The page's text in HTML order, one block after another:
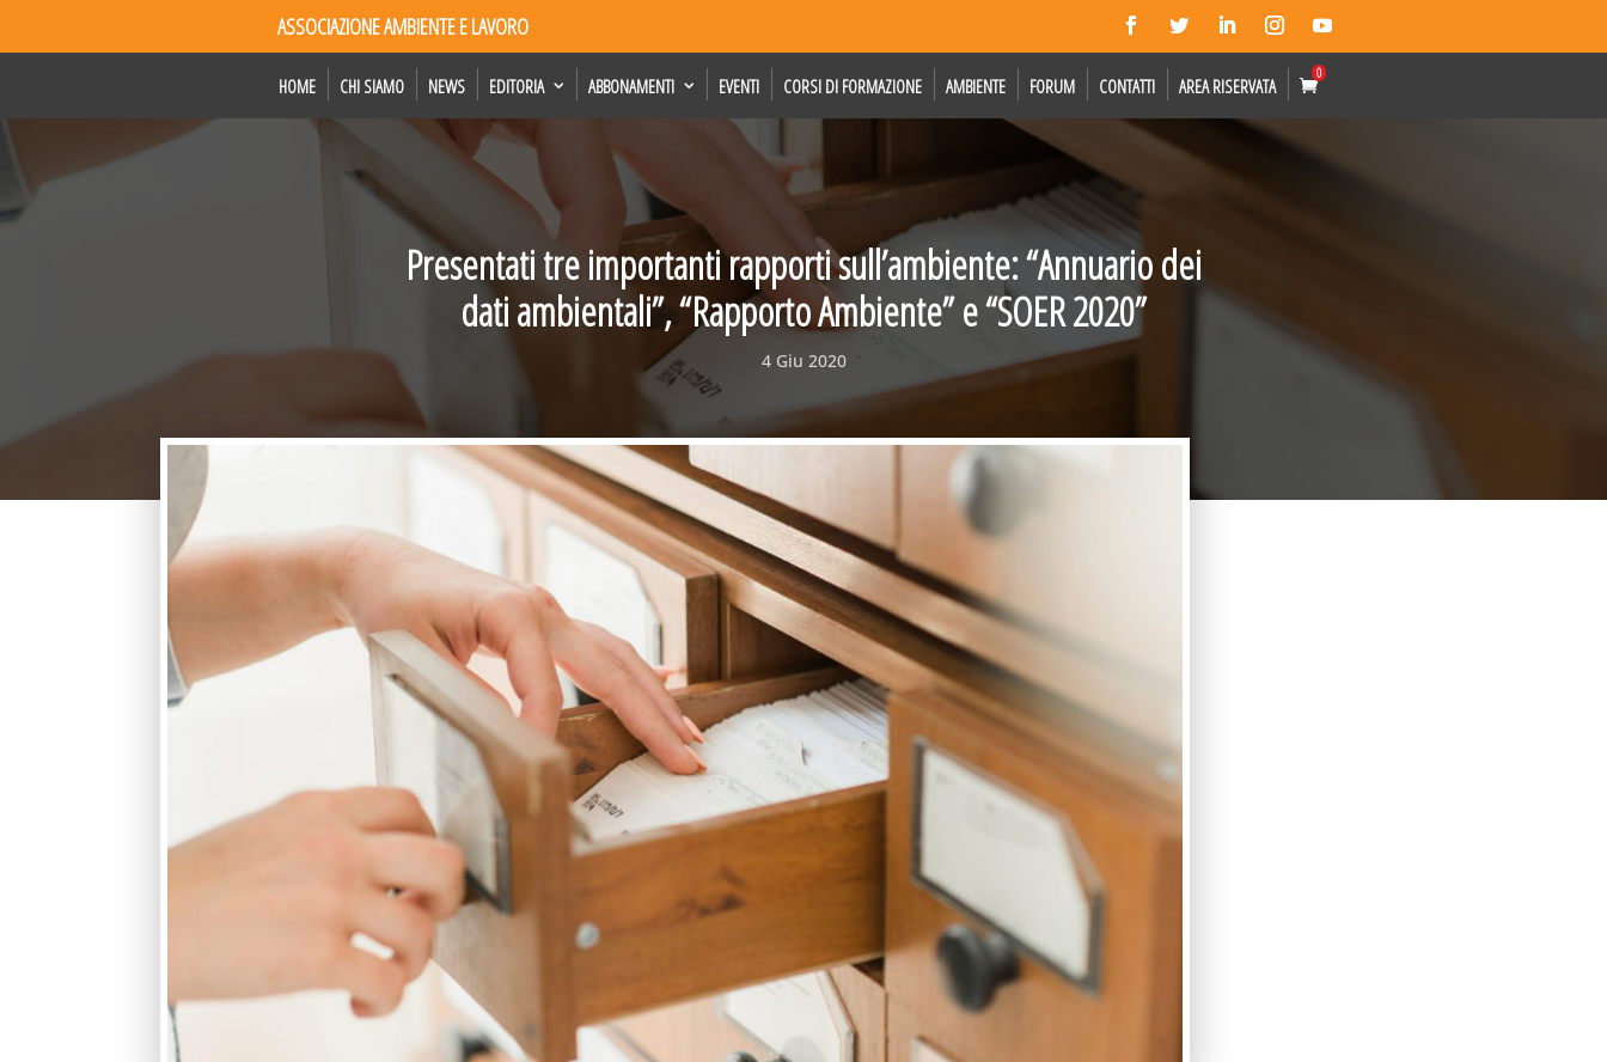
ASSOCIAZIONE AMBIENTE E LAVORO
HOME CHI SIAMO NEWS EDITORIA ABBONAMENTI EVENTI CORSI DI FORMAZIONE AMBIENTE FORUM CONTATTI AREA RISERVATA
0
Presentati tre importanti rapporti sull’ambiente: “Annuario dei
dati ambientali”, “Rapporto Ambiente” e “SOER 2020”
4 Giu 2020